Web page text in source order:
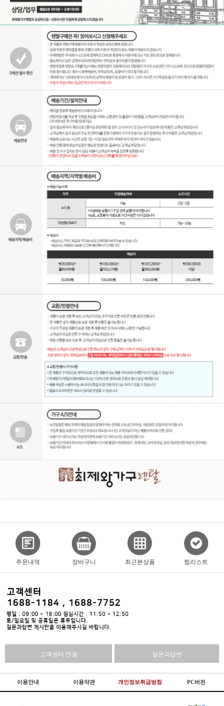
주문내역 장바구니 최근본상품 찜리스트
고객센터 연결 질문과답변
이용안내 이용약관 개인정보취급방침 PC버전